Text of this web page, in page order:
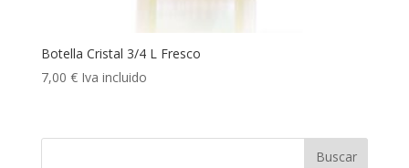
Botella Cristal 3/4 L Fresco
7,00 € Iva incluido